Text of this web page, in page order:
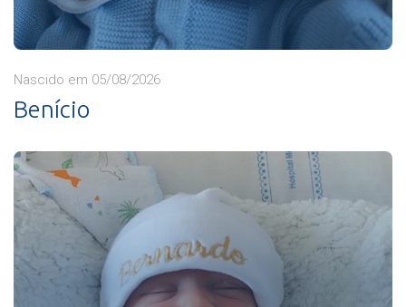
Nascido em 05/08/2026
Benício